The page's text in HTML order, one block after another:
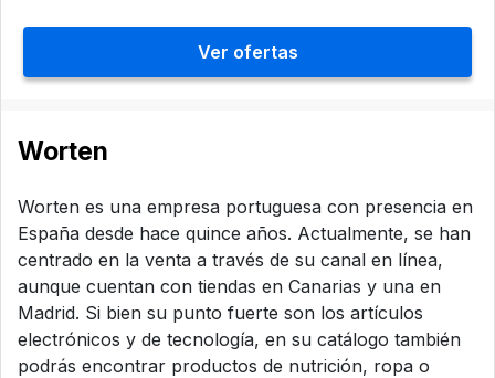
Ver ofertas
Worten
Worten es una empresa portuguesa con presencia en
España desde hace quince años. Actualmente, se han
centrado en la venta a través de su canal en línea,
aunque cuentan con tiendas en Canarias y una en
Madrid. Si bien su punto fuerte son los artículos
electrónicos y de tecnología, en su catálogo también
podrás encontrar productos de nutrición, ropa o